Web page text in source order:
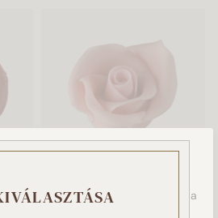
Marcipán virág
használ!
magasabb szintű kiszolgálásához, a